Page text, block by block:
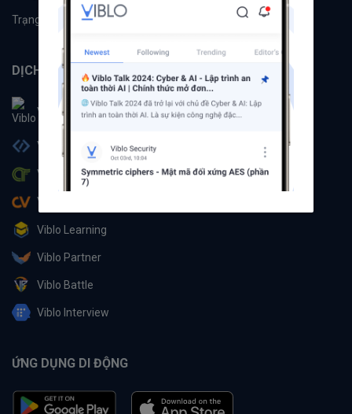
Trạng thái hệ thống
DỊCH VỤ
Viblo
Viblo Code
Viblo CTF
Viblo CV
Viblo Learning
Viblo Partner
Viblo Battle
Viblo Interview
ỨNG DỤNG DI ĐỘNG